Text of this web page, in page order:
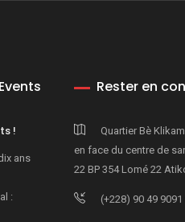
!
ans
:
Rester en
Quartier Bè
en face du centre de
22 BP 354 Lomé 22
(+228) 90 49